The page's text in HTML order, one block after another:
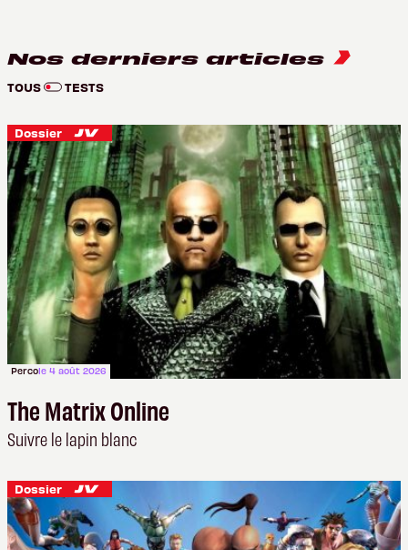
Nos derniers articles
TOUS TESTS
Dossier
Percole 4 août 2026
The Matrix Online
Suivre le lapin blanc
Dossier